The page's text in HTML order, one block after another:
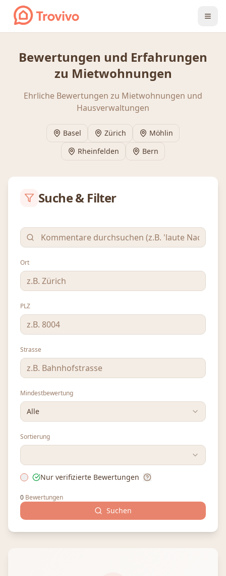
Zum Inhalt springen
Bewertungen und Erfahrungen
zu Mietwohnungen
Ehrliche Bewertungen zu Mietwohnungen und
Hausverwaltungen
Basel Zürich
Möhlin
Rheinfelden
Bern
Suche & Filter
Ort
PLZ
Strasse
Mindestbewertung
Alle
Sortierung
Nur verifizierte Bewertungen
0 Bewertungen
Suchen